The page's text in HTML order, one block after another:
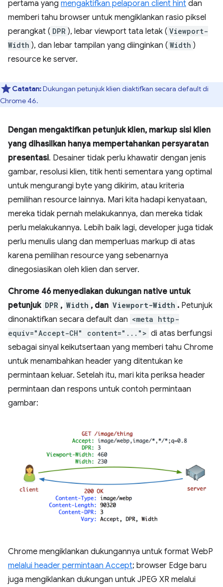
pertama yang mengaktifkan pelaporan client hint dan
memberi tahu browser untuk mengiklankan rasio piksel
perangkat ( DPR ), lebar viewport tata letak ( Viewport-
Width ), dan lebar tampilan yang diinginkan ( Width )
resource ke server.
Catatan:Dukungan petunjuk klien diaktifkan secara default di
Chrome 46.
Dengan mengaktifkan petunjuk klien, markup sisi klien
yang dihasilkan hanya mempertahankan persyaratan
presentasi. Desainer tidak perlu khawatir dengan jenis
gambar, resolusi klien, titik henti sementara yang optimal
untuk mengurangi byte yang dikirim, atau kriteria
pemilihan resource lainnya. Mari kita hadapi kenyataan,
mereka tidak pernah melakukannya, dan mereka tidak
perlu melakukannya. Lebih baik lagi, developer juga tidak
perlu menulis ulang dan memperluas markup di atas
karena pemilihan resource yang sebenarnya
dinegosiasikan oleh klien dan server.
Chrome 46 menyediakan dukungan native untuk
petunjuk DPR , Width , dan Viewport-Width . Petunjuk
dinonaktifkan secara default dan <meta http-
equiv="Accept-CH" content="..."> di atas berfungsi
sebagai sinyal keikutsertaan yang memberi tahu Chrome
untuk menambahkan header yang ditentukan ke
permintaan keluar. Setelah itu, mari kita periksa header
permintaan dan respons untuk contoh permintaan
gambar:
Chrome mengiklankan dukungannya untuk format WebP
melalui header permintaan Accept; browser Edge baru
juga mengiklankan dukungan untuk JPEG XR melalui